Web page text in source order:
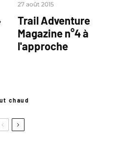
27 août 2015
Trail Adventure
Magazine n°4 à
l'approche
chaud